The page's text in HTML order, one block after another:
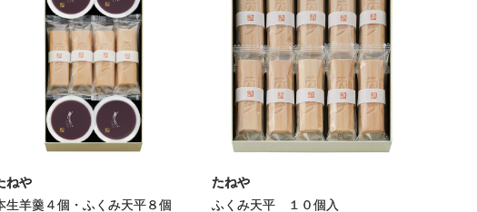
ねや
生羊羹４個・ふくみ天平８個
たねや
ふくみ天平 １０個入